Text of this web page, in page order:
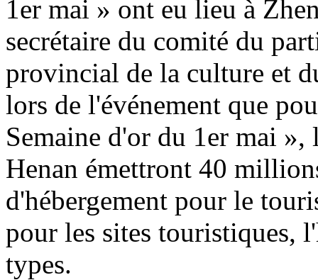
1er mai » ont eu lieu à
secrétaire du comité du
provincial de la culture et
lors de l'événement que
Semaine d'or du 1er mai
Henan émettront 40
d'hébergement pour le
pour les sites touristiques,
types.